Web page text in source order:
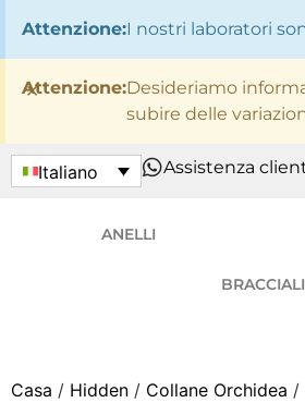
Attenzione:I nostri laboratori
Attenzione:Desideriamo
subire delle
×
Italiano Assistenza
ANELLI
BRACCIALI
Casa / Hidden / Collane Orchidea /